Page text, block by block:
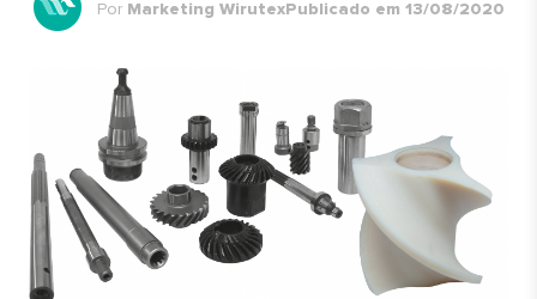
Por Marketing WirutexPublicado em 13/08/2020